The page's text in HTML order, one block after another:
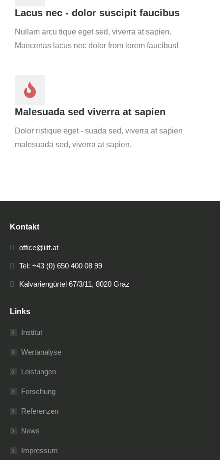
Lacus nec - dolor suscipit faucibus
Nullam arcu tique eget sed, viverra at sapien.
Maecenas lacus nec dolor from lorem faucibus!
Malesuada sed viverra at sapien
Dolor ristique eget - suada sed, viverra at sapien
malesuada sed, viverra at sapien.
Kontakt
office@iitf.at
Tel: +43 (0) 650 400 08 99
Kalvariengürtel 67/3/11, 8020 Graz
Links
Institut
Wertanalyse
Leistungen
Forschung
Referenzen
News
Impressum